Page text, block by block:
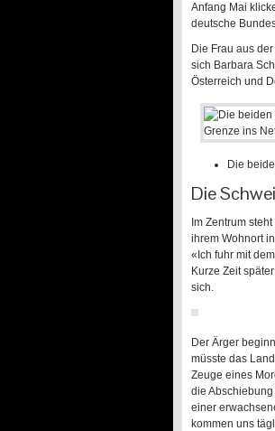
Anfang Mai
deutsche
Die Frau aus
sich Barbara
Österreich und
Die
Die
Im Zentrum
ihrem Wohnort
«Ich fuhr mit
Kurze Zeit
sich.
Der Ärger
müsste das
Zeuge eines
die
einer
kommen uns